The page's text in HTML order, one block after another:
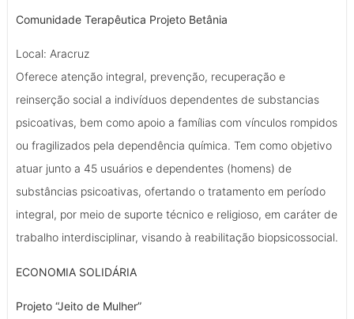
Comunidade Terapêutica Projeto Betânia
Local: Aracruz
Oferece atenção integral, prevenção, recuperação e
reinserção social a indivíduos dependentes de substancias
psicoativas, bem como apoio a famílias com vínculos rompidos
ou fragilizados pela dependência química. Tem como objetivo
atuar junto a 45 usuários e dependentes (homens) de
substâncias psicoativas, ofertando o tratamento em período
integral, por meio de suporte técnico e religioso, em caráter de
trabalho interdisciplinar, visando à reabilitação biopsicossocial.
ECONOMIA SOLIDÁRIA
Projeto “Jeito de Mulher”